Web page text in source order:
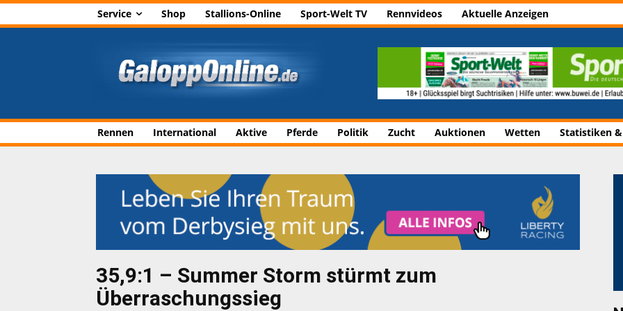
Service Shop Stallions-Online Sport-Welt TV Rennvideos Aktuelle Anzeigen
Rennen International Aktive Pferde Politik Zucht Auktionen Wetten Statistiken
35,9:1 – Summer Storm stürmt zum
Überraschungssieg